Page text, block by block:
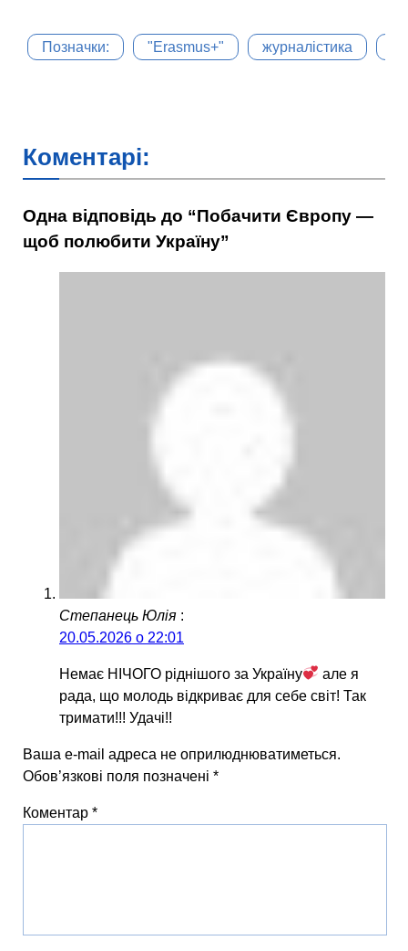
Позначки: "Erasmus+" журналістика
Коментарі:
Одна відповідь до “Побачити Європу —
щоб полюбити Україну”
Степанець Юлія :
20.05.2026 о 22:01
Немає НІЧОГО ріднішого за Україну
але я
рада, що молодь відкриває для себе світ! Так
тримати!!! Удачі!!
Ваша e-mail адреса не оприлюднюватиметься.
Обов’язкові поля позначені *
Коментар *